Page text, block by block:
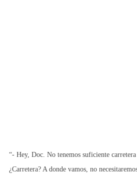
“- Hey, Doc. No tenemos suficiente
¿Carretera? A donde vamos, no